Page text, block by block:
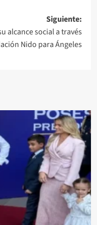
Siguiente:
alcance social a través
Nido para Ángeles